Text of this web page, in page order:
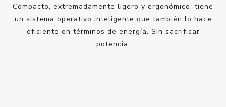
Compacto, extremadamente ligero y ergonómico, tiene
un sistema operativo inteligente que también lo hace
eficiente en términos de energía. Sin sacrificar
potencia.